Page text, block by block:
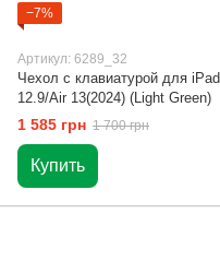
−7%
Артикул: 6289_32
Чехол с клавиатурой для iPad
12.9/Air 13(2024) (Light Green)
1 585 грн 1 700 грн
Купить